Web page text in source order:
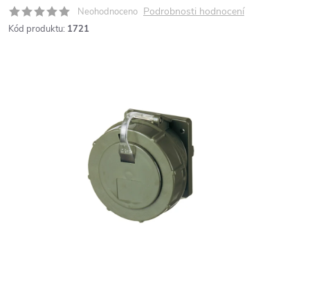
Neohodnoceno Podrobnosti hodnocení
Kód produktu: 1721